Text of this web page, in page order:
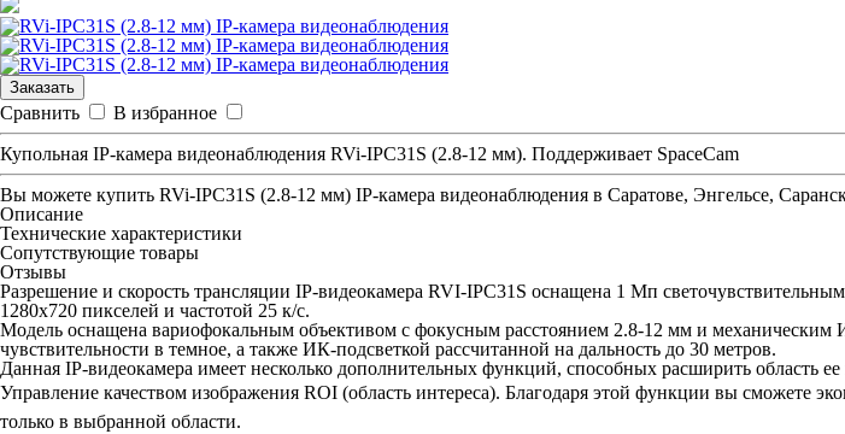
Заказать
Сравнить
В избранное
Купольная IP-камера видеонаблюдения RVi-IPC31S (2.8-12 мм). Поддерживает SpaceCam
Вы можете купить RVi-IPC31S (2.8-12 мм) IP-камера видеонаблюдения в Саратове, Энгельсе,
Описание
Технические характеристики
Сопутствующие товары
Отзывы
Разрешение и скорость трансляции IP-видеокамера RVI-IPC31S оснащена 1 Мп
1280x720 пикселей и частотой 25 к/с.
Модель оснащена вариофокальным объективом с фокусным расстоянием 2.8-12 мм и механическим
чувствительности в темное, а также ИК-подсветкой рассчитанной на дальность до 30 метров.
Данная IP-видеокамера имеет несколько дополнительных функций, способных расширить область
Управление качеством изображения ROI (область интереса). Благодаря этой функции вы сможете
только в выбранной области.